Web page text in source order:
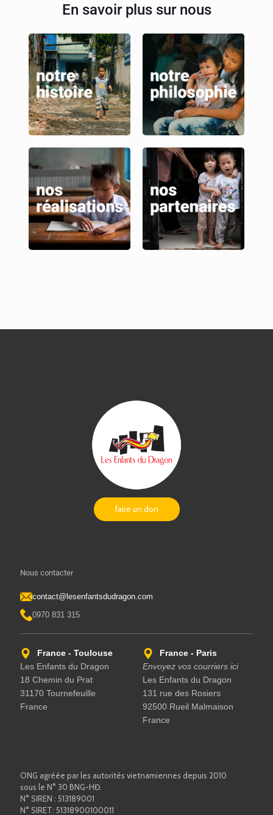
En savoir plus sur nous
faire un don
Nous contacter
contact@lesenfantsdudragon.com
0970 831 315
France - Toulouse
Les Enfants du Dragon
18 Chemin du Prat
31170 Tournefeuille
France
France - Paris
Envoyez vos courriers ici
Les Enfants du Dragon
131 rue des Rosiers
92500 Rueil Malmaison
France
ONG agréée par les autorités vietnamiennes depuis 2010
sous le N° 30 BNG-HĐ.
N° SIREN : 513189001
N° SIRET: 51318900100011